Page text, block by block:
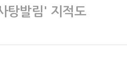
탕발림' 지적도